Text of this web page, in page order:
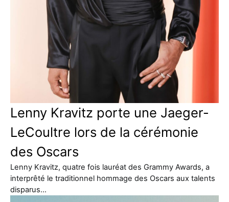
Lenny Kravitz porte une Jaeger-
LeCoultre lors de la cérémonie
des Oscars
Lenny Kravitz, quatre fois lauréat des Grammy Awards, a
interprêté le traditionnel hommage des Oscars aux talents
disparus…